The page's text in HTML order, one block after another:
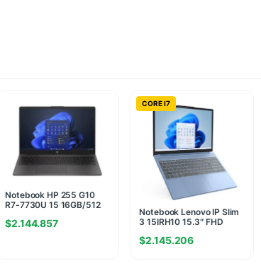
Notebook HP 255 G10
R7-7730U 15 16GB/512
$2.144.857
CORE I7
Notebook Lenovo IP Slim
3 15IRH10 15.3″ FHD
(8G+8G) 4800MHZ
$2.145.206